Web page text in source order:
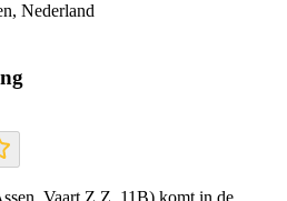
Nederland
Vaart Z.Z. 11B) komt in de